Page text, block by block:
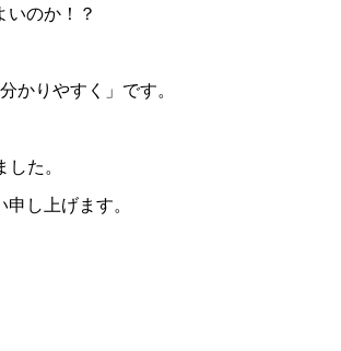
いのか！？
かりやすく」です。
た。
し上げます。